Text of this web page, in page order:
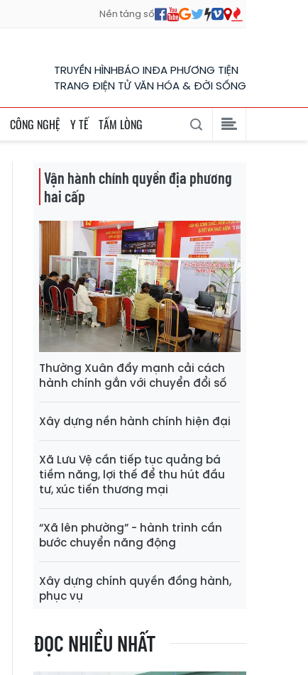
Nền tảng số
TRUYỀN HÌNHBÁO INĐA PHƯƠNG TIỆN
TRANG ĐIỆN TỬ VĂN HÓA & ĐỜI SỐNG
CÔNG NGHỆ Y TẾ TẤM LÒNG
Vận hành chính quyền địa phương
hai cấp
Thường Xuân đẩy mạnh cải cách
hành chính gắn với chuyển đổi số
Xây dựng nền hành chính hiện đại
Xã Lưu Vệ cần tiếp tục quảng bá
tiềm năng, lợi thế để thu hút đầu
tư, xúc tiến thương mại
“Xã lên phường” - hành trình cần
bước chuyển năng động
Xây dựng chính quyền đồng hành,
phục vụ
ĐỌC NHIỀU NHẤT